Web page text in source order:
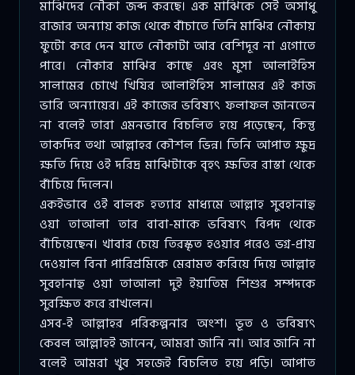
মাঝিদের নৌকা জব্দ করছে। এক মাঝিকে সেই অসাধু
রাজার অন্যায় কাজ থেকে বাঁচাতে তিনি মাঝির নৌকায়
ফুটো করে দেন যাতে নৌকাটা আর বেশিদূর না এগোতে
পারে। নৌকার মাঝির কাছে এবং মুসা আলাইহিস
সালামের চোখে খিযির আলাইহিস সালামের এই কাজ
ভারি অন্যায়ের। এই কাজের ভবিষ্যৎ ফলাফল জানতেন
না বলেই তারা এমনভাবে বিচলিত হয়ে পড়েছেন, কিন্তু
তাকদির তথা আল্লাহর কৌশল ভিন্ন। তিনি আপাত ক্ষুদ্র
ক্ষতি দিয়ে ওই দরিদ্র মাঝিটাকে বৃহৎ ক্ষতির রাস্তা থেকে
বাঁচিয়ে দিলেন।
একইভাবে ওই বালক হত্যার মাধ্যমে আল্লাহ সুবহানাহু
ওয়া তাআলা তার বাবা-মাকে ভবিষ্যৎ বিপদ থেকে
বাঁচিয়েছেন। খাবার চেয়ে তিরস্কৃত হওয়ার পরেও ভগ্ন-প্রায়
দেওয়াল বিনা পারিশ্রমিকে মেরামত করিয়ে দিয়ে আল্লাহ
সুবহানাহু ওয়া তাআলা দুই ইয়াতিম শিশুর সম্পদকে
সুরক্ষিত করে রাখলেন।
এসব-ই আল্লাহর পরিকল্পনার অংশ। ভূত ও ভবিষ্যৎ
কেবল আল্লাহই জানেন, আমরা জানি না। আর জানি না
বলেই আমরা খুব সহজেই বিচলিত হয়ে পড়ি। আপাত